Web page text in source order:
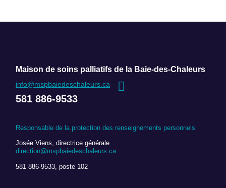
Maison de soins palliatifs de la Baie-des-Chaleurs
info@mspbaiedeschaleurs.ca
581 886-9533
Responsable de la protection des renseignements personnels
Josée Viens, directrice générale
direction@mspbaiedeschaleurs.ca
581 886-9533, poste 102